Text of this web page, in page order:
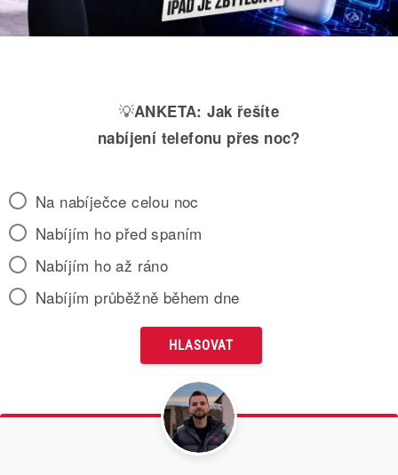
💡ANKETA: Jak řešíte
nabíjení telefonu přes noc?
Na nabíječce celou noc
Nabíjím ho před spaním
Nabíjím ho až ráno
Nabíjím průběžně během dne